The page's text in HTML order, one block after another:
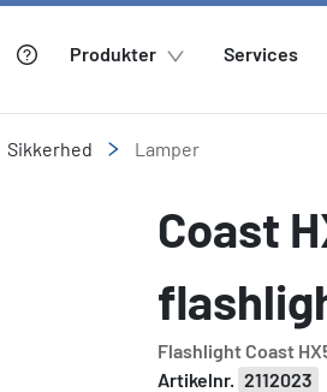
Produkter Services
Sikkerhed Lamper
Coast
Flashlight Coast
Artikelnr. 2112023